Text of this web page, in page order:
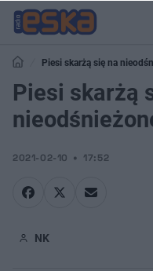
Piesi skarżą się na
Piesi skarżą
2021-02-10 17:52
NK